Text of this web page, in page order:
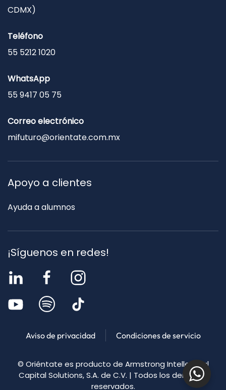
CDMX)
Teléfono
55 5212 1020
WhatsApp
55 9417 05 75
Correo electrónico
mifuturo@orientate.com.mx
Apoyo a clientes
Ayuda a alumnos
¡Síguenos en redes!
Aviso de privacidad Condiciones de servicio
© Oriéntate es producto de Armstrong Intellectual
Capital Solutions, S.A. de C.V. | Todos los derechos
reservados.